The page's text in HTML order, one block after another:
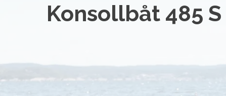
Konsollbåt 485 S